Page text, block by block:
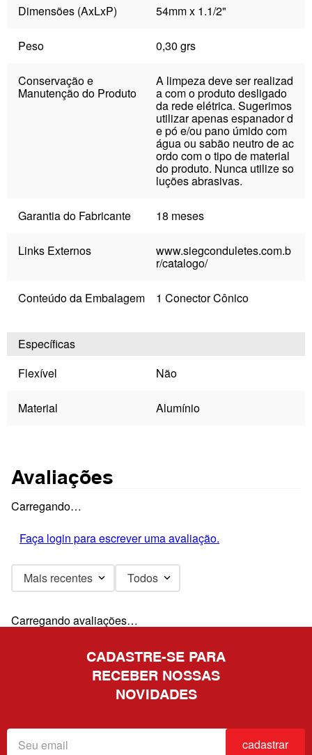
Dimensões (AxLxP) 54mm x 1.1/2"
Peso 0,30 grs
Conservação e
Manutenção do Produto
A limpeza deve ser realizad
a com o produto desligado
da rede elétrica. Sugerimos
utilizar apenas espanador d
e pó e/ou pano úmido com
água ou sabão neutro de ac
ordo com o tipo de material
do produto. Nunca utilize so
luções abrasivas.
Garantia do Fabricante 18 meses
Links Externos www.siegconduletes.com.b
r/catalogo/
Conteúdo da Embalagem 1 Conector Cônico
Específicas
Flexível
Não
Material Alumínio
Avaliações
Carregando…
Faça login para escrever uma avaliação.
Mais recentes Todos
Carregando avaliações…
CADASTRE-SE PARA
RECEBER NOSSAS
NOVIDADES
cadastrar